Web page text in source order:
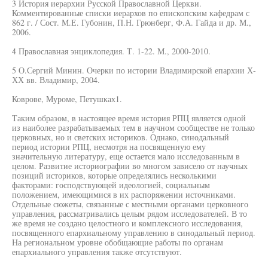
3 История иерархии Русской Православной Церкви.
Комментированные списки иерархов по епископским кафедрам с
862 г. / Сост. М.Е. Губонин, П.Н. Грюнберг, Ф.А. Гайда и др. М.,
2006.
4 Православная энциклопедия. Т. 1-22. М., 2000-2010.
5 О.Сергий Минин. Очерки по истории Владимирской епархии Х-
ХХ вв. Владимир, 2004.
Коврове, Муроме, Петушках1.
Таким образом, в настоящее время история РПЦ является одной
из наиболее разрабатываемых тем в научном сообществе не только
церковных, но и светских историков. Однако, синодальный
период истории РПЦ, несмотря на посвященную ему
значительную литературу, еще остается мало исследованным в
целом. Развитие историографии во многом зависело от научных
позиций историков, которые определялись несколькими
факторами: господствующей идеологией, социальным
положением, имеющимися в их распоряжении источниками.
Отдельные сюжеты, связанные с местными органами церковного
управления, рассматривались целым рядом исследователей. В то
же время не создано целостного и комплексного исследования,
посвященного епархиальному управлению в синодальный период.
На региональном уровне обобщающие работы по органам
епархиального управления также отсутствуют.